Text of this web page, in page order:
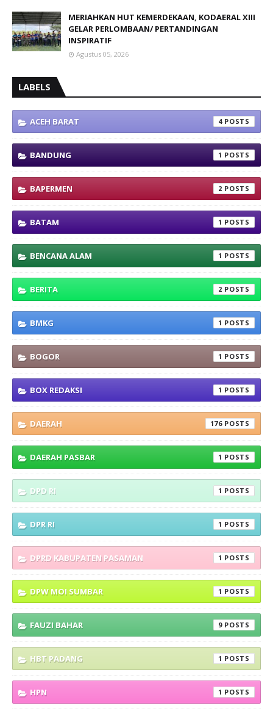
MERIAHKAN HUT KEMERDEKAAN, KODAERAL XIII
GELAR PERLOMBAAN/ PERTANDINGAN
INSPIRATIF
Agustus 05, 2026
LABELS
ACEH BARAT 4
BANDUNG 1
BAPERMEN 2
BATAM 1
BENCANA ALAM 1
BERITA 2
BMKG 1
BOGOR 1
BOX REDAKSI 1
DAERAH 176
DAERAH PASBAR 1
DPD RI 1
DPR RI 1
DPRD KABUPATEN PASAMAN 1
DPW MOI SUMBAR 1
FAUZI BAHAR 9
HBT PADANG 1
HPN 1